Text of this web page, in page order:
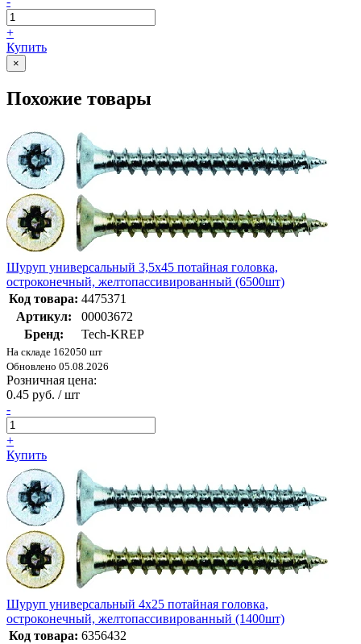
+
Купить
×
Похожие товары
Шуруп универсальный 3,5х45 потайная головка,
остроконечный, желтопассивированный (6500шт)
Код товара: 4475371
Артикул:
00003672
Бренд:
Tech-KREP
На складе 162050 шт
Обновлено 05.08.2026
Розничная цена:
0.45 руб. / шт
-
+
Купить
Шуруп универсальный 4х25 потайная головка,
остроконечный, желтопассивированный (1400шт)
Код товара: 6356432